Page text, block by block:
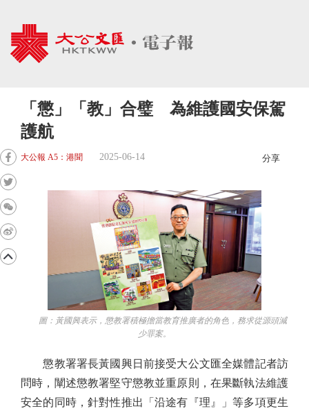
「懲」「教」合璧 為維護國安保駕
護航
大公報 A5：港聞 2025-06-14 分享
圖：黃國興表示，懲教署積極擔當教育推廣者的角色，務求從源頭減
少罪案。
懲教署署長黃國興日前接受大公文匯全媒體記者訪
問時，闡述懲教署堅守懲教並重原則，在果斷執法維護
安全的同時，針對性推出「沿途有『理』」等多項更生